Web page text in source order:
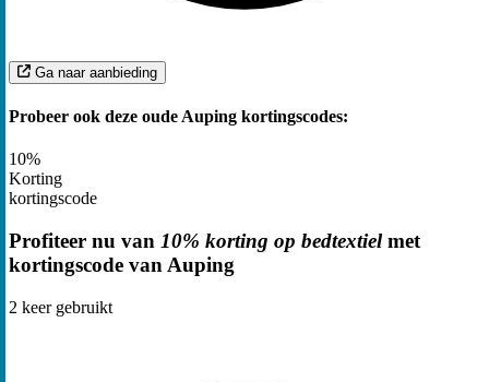
Ga naar aanbieding
Probeer ook deze oude Auping kortingscodes:
10%
Korting
kortingscode
Profiteer nu van 10% korting op bedtextielmet
kortingscode van Auping
2 keer gebruikt